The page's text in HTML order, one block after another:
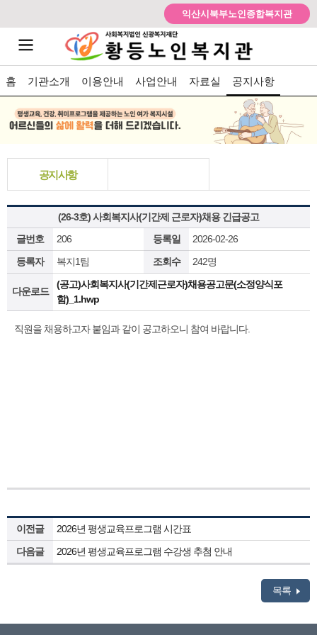
익산시북부노인종합복지관
홈 기관소개 이용안내 사업안내 자료실 공지사항
공지사항
(26-3호) 사회복지사(기간제 근로자)채용 긴급공고
글번호
206 등록일
2026-02-26
등록자
복지1팀 조회수 242명
다운로드
(공고)사회복지사(기간제근로자)채용공고문(소정양식포
함)_1.hwp
직원을 채용하고자 붙임과 같이 공고하오니 참여 바랍니다​.
이전글
2026년 평생교육프로그램 시간표
다음글
2026년 평생교육프로그램 수강생 추첨 안내
목록